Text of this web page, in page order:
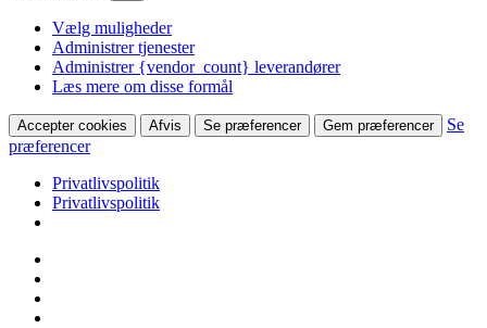
Vælg muligheder
Administrer tjenester
Administrer {vendor_count} leverandører
Læs mere om disse formål
Accepter cookies Afvis Se præferencer Gem præferencer
Se
præferencer
Privatlivspolitik
Privatlivspolitik
Skip
main
content